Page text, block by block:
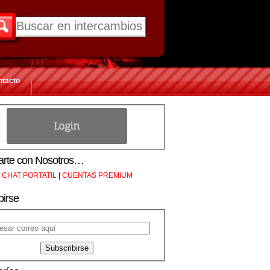
con Nosotros…
CHAT PORTATIL | CUENTAS PREMIUM